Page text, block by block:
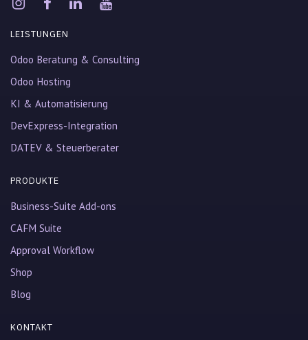
LEISTUNGEN
Odoo Beratung & Consulting
Odoo Hosting
KI & Automatisierung
DevExpress-Integration
DATEV & Steuerberater
PRODUKTE
Business-Suite Add-ons
CAFM Suite
Approval Workflow
Shop
Blog
KONTAKT